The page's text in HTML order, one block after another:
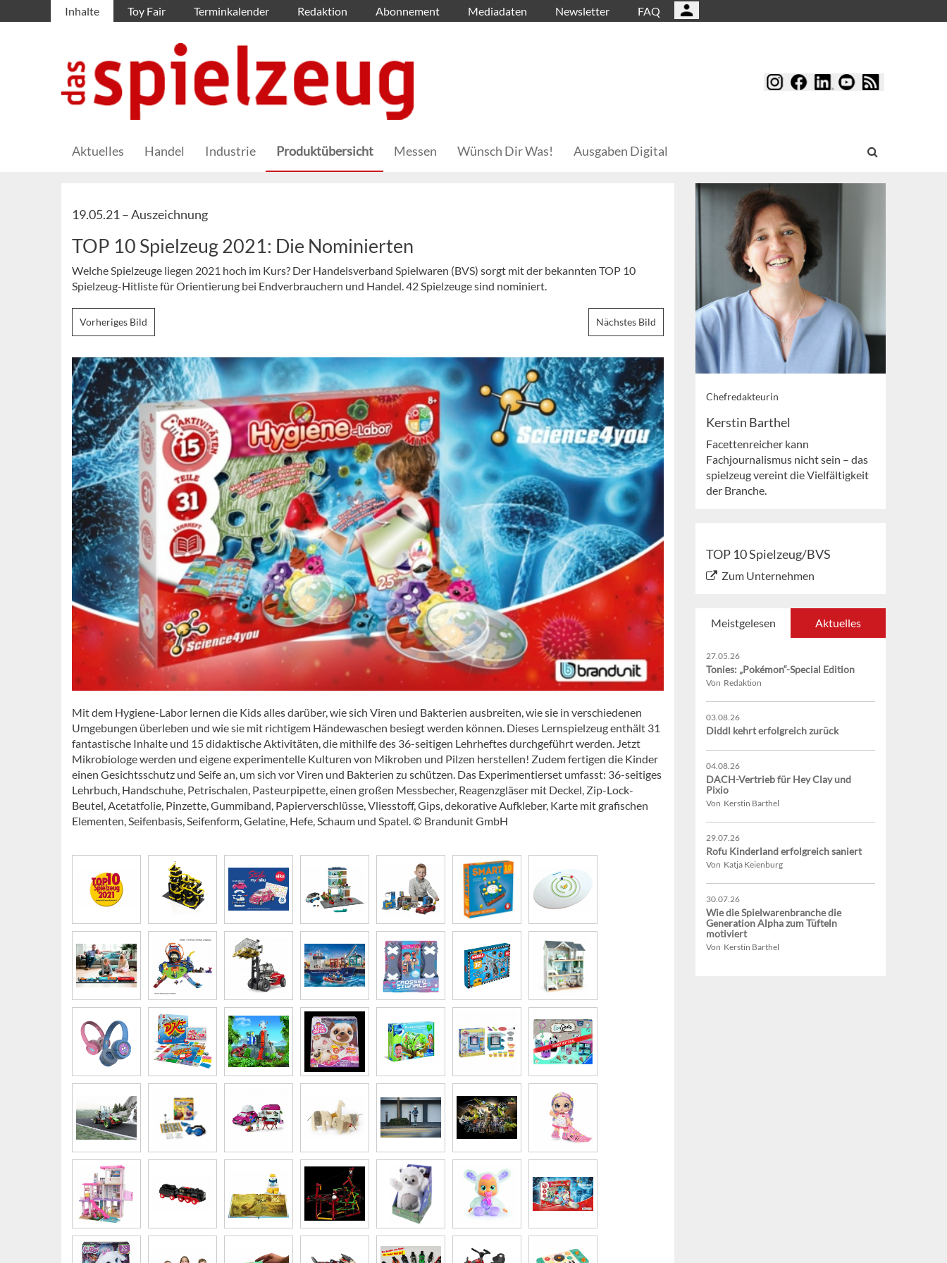
Inhalte Toy Fair Terminkalender Redaktion Abonnement Mediadaten Newsletter FAQ
Aktuelles Handel Industrie Produktübersicht Messen Wünsch Dir Was! Ausgaben Digital
19.05.21 –Auszeichnung
TOP 10 Spielzeug 2021: Die Nominierten
Welche Spielzeuge liegen 2021 hoch im Kurs? Der Handelsverband Spielwaren (BVS) sorgt mit der bekannten TOP 10
Spielzeug-Hitliste für Orientierung bei Endverbrauchern und Handel. 42 Spielzeuge sind nominiert.
Vorheriges Bild Nächstes Bild
Mit dem Hygiene-Labor lernen die Kids alles darüber, wie sich Viren und Bakterien ausbreiten, wie sie in verschiedenen
Umgebungen überleben und wie sie mit richtigem Händewaschen besiegt werden können. Dieses Lernspielzeug enthält 31
fantastische Inhalte und 15 didaktische Aktivitäten, die mithilfe des 36-seitigen Lehrheftes durchgeführt werden. Jetzt
Mikrobiologe werden und eigene experimentelle Kulturen von Mikroben und Pilzen herstellen! Zudem fertigen die Kinder
einen Gesichtsschutz und Seife an, um sich vor Viren und Bakterien zu schützen. Das Experimentierset umfasst: 36-seitiges
Lehrbuch, Handschuhe, Petrischalen, Pasteurpipette, einen großen Messbecher, Reagenzgläser mit Deckel, Zip-Lock-
Beutel, Acetatfolie, Pinzette, Gummiband, Papierverschlüsse, Vliesstoff, Gips, dekorative Aufkleber, Karte mit grafischen
Elementen, Seifenbasis, Seifenform, Gelatine, Hefe, Schaum und Spatel. © Brandunit GmbH
Chefredakteurin
Kerstin Barthel
Facettenreicher kann
Fachjournalismus nicht sein – das
spielzeug vereint die Vielfältigkeit
der Branche.
TOP 10 Spielzeug/BVS
Zum Unternehmen
Meistgelesen Aktuelles
27.05.26
Tonies: „Pokémon“-Special Edition
Von Redaktion
03.08.26
Diddl kehrt erfolgreich zurück
04.08.26
DACH-Vertrieb für Hey Clay und
Pixio
Von Kerstin Barthel
29.07.26
Rofu Kinderland erfolgreich saniert
Von Katja Keienburg
30.07.26
Wie die Spielwarenbranche die
Generation Alpha zum Tüfteln
motiviert
Von Kerstin Barthel